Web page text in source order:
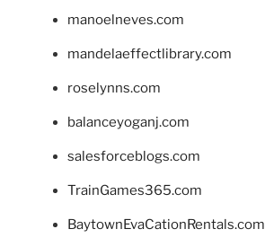
manoelneves.com
mandelaeffectlibrary.com
roselynns.com
balanceyoganj.com
salesforceblogs.com
TrainGames365.com
BaytownEvaCationRentals.com